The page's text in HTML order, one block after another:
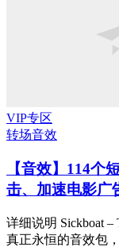
VIP专区
转场音效
【音效】114个
击、加速电影广
详细说明 Sickboat
真正永恒的音效包